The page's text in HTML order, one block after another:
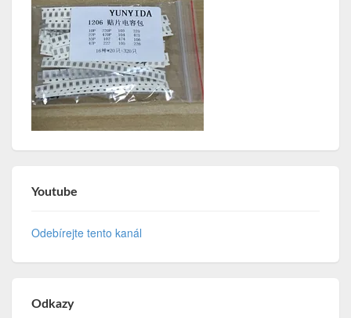
Youtube
Odebírejte tento kanál
Odkazy